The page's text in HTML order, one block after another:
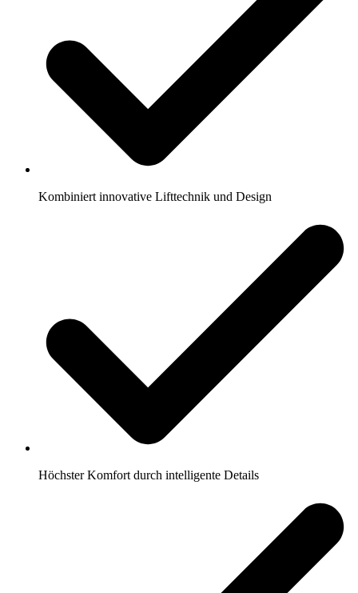
Kombiniert innovative Lifttechnik und Design
Höchster Komfort durch intelligente Details